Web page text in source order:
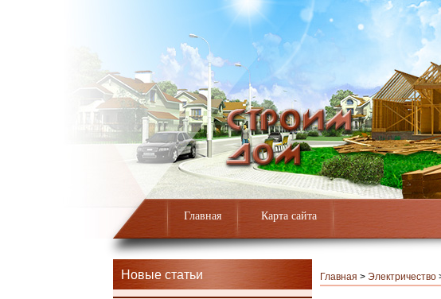
Главная Карта сайта
Новые статьи Главная > Электричество